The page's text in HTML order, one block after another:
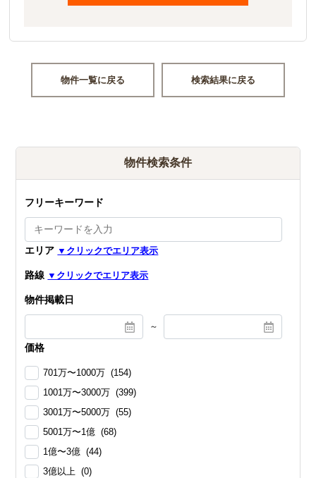
物件一覧に戻る 検索結果に戻る
物件検索条件
フリーキーワード
エリア
路線
物件掲載日
～
価格
701万〜1000万 (154)
1001万〜3000万 (399)
3001万〜5000万 (55)
5001万〜1億 (68)
1億〜3億 (44)
3億以上 (0)